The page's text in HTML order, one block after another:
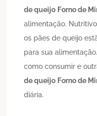
de queijo Forno de
alimentação.
os pães de queijo
para sua
como consumir e
de queijo Forno de
diária.